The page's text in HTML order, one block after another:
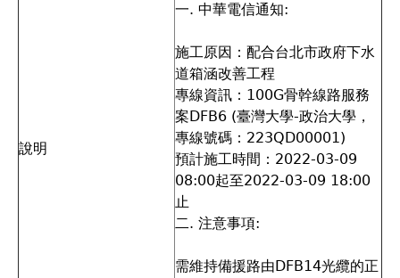
說明
一. 中華電信通知:
施工原因：配合台北市政府下水
道箱涵改善工程
專線資訊：100G骨幹線路服務
案DFB6 (臺灣大學-政治大學，
專線號碼：223QD00001)
預計施工時間：2022-03-09
08:00起至2022-03-09 18:00
止
二. 注意事項:
需維持備援路由DFB14光纜的正